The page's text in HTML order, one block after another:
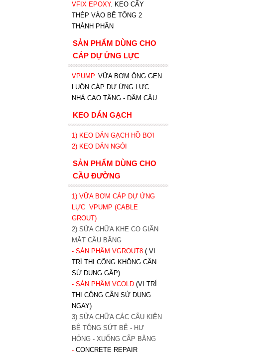
VFIX EPOXY. KEO CẤY
THÉP VÀO BÊ TÔNG 2
THÀNH PHẦN
SẢN PHẨM DÙNG CHO
CÁP DỰ ỨNG LỰC
VPUMP. VỮA BƠM ỐNG GEN
LUỒN CÁP DỰ ỨNG LỰC
NHÀ CAO TẦNG - DẦM CẦU
KEO DÁN GẠCH
1) KEO DÁN GẠCH HỒ BƠI
2) KEO DÁN NGÓI
SẢN PHẨM DÙNG CHO
CẦU ĐƯỜNG
1) VỮA BƠM CÁP DỰ ỨNG
LỰC VPUMP (CABLE
GROUT)
2) SỬA CHỮA KHE CO GIÃN
MẶT CẦU BẰNG
- SẢN PHẨM VGROUT8 ( VỊ
TRÍ THI CÔNG KHÔNG CẦN
SỬ DỤNG GẤP)
- SẢN PHẨM VCOLD (VỊ TRÍ
THI CÔNG CẦN SỬ DỤNG
NGAY)
3) SỬA CHỮA CÁC CẤU KIỆN
BÊ TÔNG SỨT BỂ - HƯ
HỎNG - XUỐNG CẤP BẰNG
- CONCRETE REPAIR